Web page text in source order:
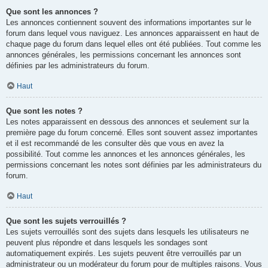
Que sont les annonces ?
Les annonces contiennent souvent des informations importantes sur le
forum dans lequel vous naviguez. Les annonces apparaissent en haut de
chaque page du forum dans lequel elles ont été publiées. Tout comme les
annonces générales, les permissions concernant les annonces sont
définies par les administrateurs du forum.
Haut
Que sont les notes ?
Les notes apparaissent en dessous des annonces et seulement sur la
première page du forum concerné. Elles sont souvent assez importantes
et il est recommandé de les consulter dès que vous en avez la
possibilité. Tout comme les annonces et les annonces générales, les
permissions concernant les notes sont définies par les administrateurs du
forum.
Haut
Que sont les sujets verrouillés ?
Les sujets verrouillés sont des sujets dans lesquels les utilisateurs ne
peuvent plus répondre et dans lesquels les sondages sont
automatiquement expirés. Les sujets peuvent être verrouillés par un
administrateur ou un modérateur du forum pour de multiples raisons. Vous